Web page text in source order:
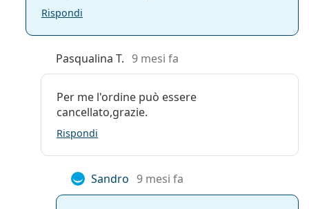
Rispondi
Pasqualina T. 9 mesi fa
Per me l'ordine può essere
cancellato,grazie.
Rispondi
Sandro 9 mesi fa